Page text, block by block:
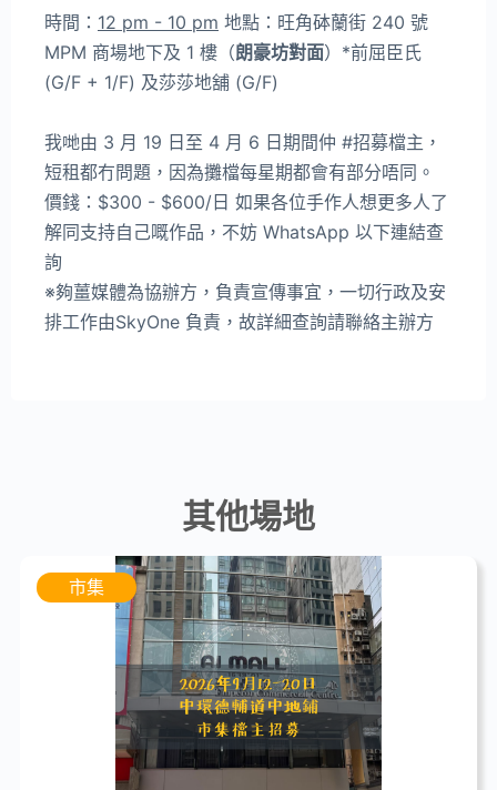
時間： 12 pm - 10 pm 地點：旺角砵蘭街 240 號
MPM 商場地下及 1 樓（朗豪坊對面）*前屈臣氏
(G/F + 1/F) 及莎莎地舖 (G/F)
我哋由 3 月 19 日至 4 月 6 日期間仲 #招募檔主，
短租都冇問題，因為攤檔每星期都會有部分唔同。
價錢：$300 - $600/日 如果各位手作人想更多人了
解同支持自己嘅作品，不妨 WhatsApp 以下連結查
詢
※夠薑媒體為協辦方，負責宣傳事宜，一切行政及安
排工作由SkyOne 負責，故詳細查詢請聯絡主辦方
其他場地
市集